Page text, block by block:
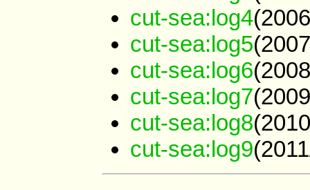
cut-sea:log4
cut-sea:log5
cut-sea:log6
cut-sea:log7
cut-sea:log8
cut-sea:log9